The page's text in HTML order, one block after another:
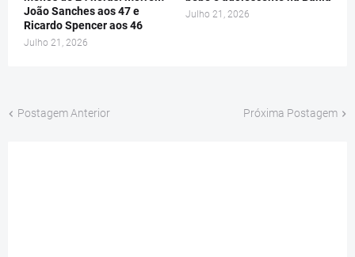
João Sanches aos 47 e
Ricardo Spencer aos 46
Julho 21, 2026
Julho 21, 2026
Postagem Anterior Próxima Postagem